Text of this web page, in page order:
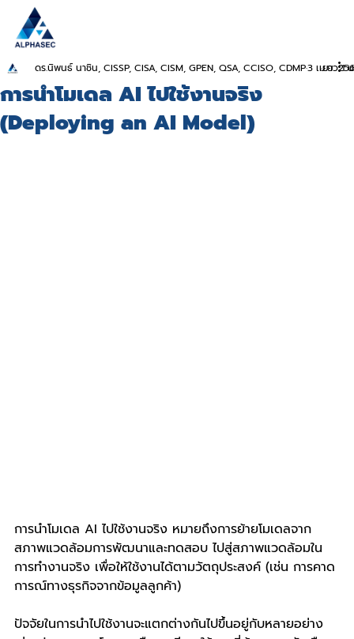
การนำโมเดล AI ไปใช้งานจริง
(Deploying an AI Model)
ดร.นิพนธ์ นาชิน, CISSP, CISA, CISM, GPEN, QSA, CCISO, CDMP3 เม.ย.
ยาว 1
การนำโมเดล AI ไปใช้งานจริง หมายถึงการย้ายโมเดลจาก
สภาพแวดล้อมการพัฒนาและทดสอบ ไปสู่สภาพแวดล้อมใน
การทำงานจริง เพื่อให้ใช้งานได้ตามวัตถุประสงค์ (เช่น การคาด
การณ์ทางธุรกิจจากข้อมูลลูกค้า)
ปัจจัยในการนำไปใช้งานจะแตกต่างกันไปขึ้นอยู่กับหลายอย่าง